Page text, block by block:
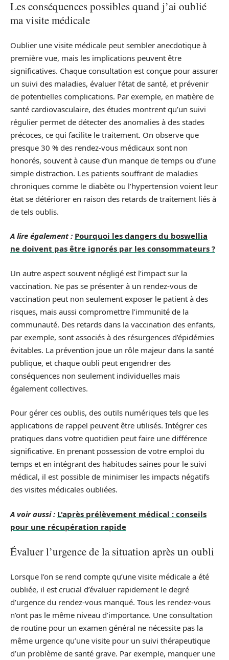
Les conséquences possibles quand j’ai oublié
ma visite médicale
Oublier une visite médicale peut sembler anecdotique à
première vue, mais les implications peuvent être
significatives. Chaque consultation est conçue pour assurer
un suivi des maladies, évaluer l’état de santé, et prévenir
de potentielles complications. Par exemple, en matière de
santé cardiovasculaire, des études montrent qu’un suivi
régulier permet de détecter des anomalies à des stades
précoces, ce qui facilite le traitement. On observe que
presque 30 % des rendez-vous médicaux sont non
honorés, souvent à cause d’un manque de temps ou d’une
simple distraction. Les patients souffrant de maladies
chroniques comme le diabète ou l’hypertension voient leur
état se détériorer en raison des retards de traitement liés à
de tels oublis.
A lire également : Pourquoi les dangers du boswellia
ne doivent pas être ignorés par les consommateurs ?
Un autre aspect souvent négligé est l’impact sur la
vaccination. Ne pas se présenter à un rendez-vous de
vaccination peut non seulement exposer le patient à des
risques, mais aussi compromettre l’immunité de la
communauté. Des retards dans la vaccination des enfants,
par exemple, sont associés à des résurgences d’épidémies
évitables. La prévention joue un rôle majeur dans la santé
publique, et chaque oubli peut engendrer des
conséquences non seulement individuelles mais
également collectives.
Pour gérer ces oublis, des outils numériques tels que les
applications de rappel peuvent être utilisés. Intégrer ces
pratiques dans votre quotidien peut faire une différence
significative. En prenant possession de votre emploi du
temps et en intégrant des habitudes saines pour le suivi
médical, il est possible de minimiser les impacts négatifs
des visites médicales oubliées.
A voir aussi : L'après prélèvement médical : conseils
pour une récupération rapide
Évaluer l’urgence de la situation après un oubli
Lorsque l’on se rend compte qu’une visite médicale a été
oubliée, il est crucial d’évaluer rapidement le degré
d’urgence du rendez-vous manqué. Tous les rendez-vous
n’ont pas le même niveau d’importance. Une consultation
de routine pour un examen général ne nécessite pas la
même urgence qu’une visite pour un suivi thérapeutique
d’un problème de santé grave. Par exemple, manquer une